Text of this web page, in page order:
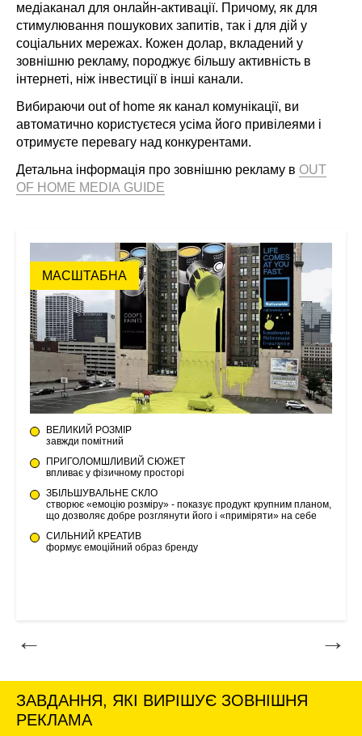
медіаканал для онлайн-активації. Причому, як для
стимулювання пошукових запитів, так і для дій у
соціальних мережах. Кожен долар, вкладений у
зовнішню рекламу, породжує більшу активність в
інтернеті, ніж інвестиції в інші канали.
Вибираючи out of home як канал комунікації, ви
автоматично користуєтеся усіма його привілеями і
отримуєте перевагу над конкурентами.
Детальна інформація про зовнішню рекламу в OUT
OF HOME MEDIA GUIDE
МАСШТАБНА
ВЕЛИКИЙ РОЗМІР
завжди помітний
ПРИГОЛОМШЛИВИЙ СЮЖЕТ
впливає у фізичному просторі
ЗБІЛЬШУВАЛЬНЕ СКЛО
створює «емоцію розміру» - показує продукт крупним планом,
що дозволяє добре розглянути його і «приміряти» на себе
СИЛЬНИЙ КРЕАТИВ
формує емоційний образ бренду
ЗАВДАННЯ, ЯКІ ВИРІШУЄ ЗОВНІШНЯ
РЕКЛАМА